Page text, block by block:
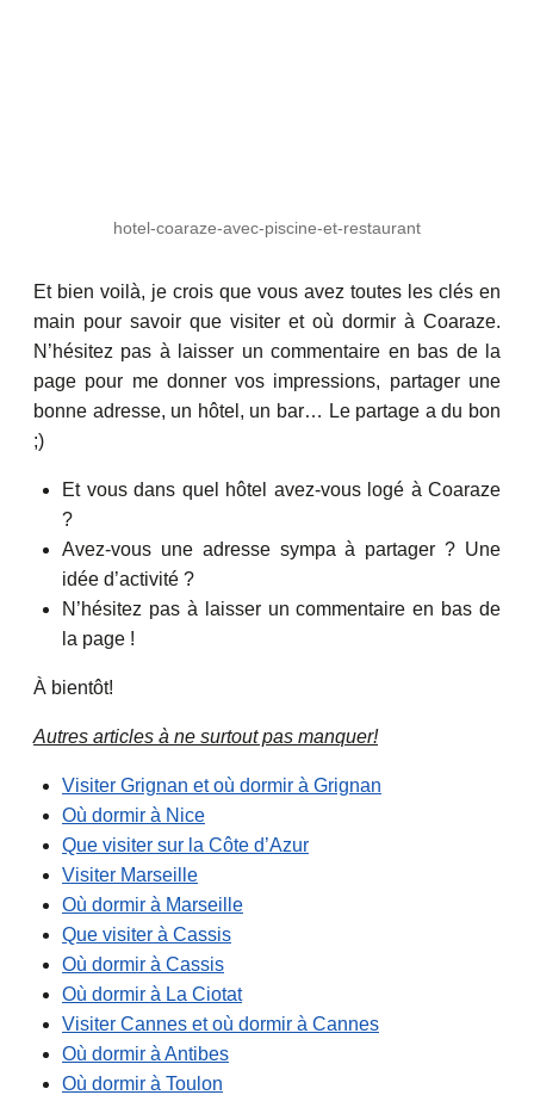
hotel-coaraze-avec-piscine-et-restaurant
Et bien voilà, je crois que vous avez toutes les clés en
main pour savoir que visiter et où dormir à Coaraze.
N’hésitez pas à laisser un commentaire en bas de la
page pour me donner vos impressions, partager une
bonne adresse, un hôtel, un bar… Le partage a du bon
;)
Et vous dans quel hôtel avez-vous logé à Coaraze
?
Avez-vous une adresse sympa à partager ? Une
idée d’activité ?
N’hésitez pas à laisser un commentaire en bas de
la page !
À bientôt!
Autres articles à ne surtout pas manquer!
Visiter Grignan et où dormir à Grignan
Où dormir à Nice
Que visiter sur la Côte d’Azur
Visiter Marseille
Où dormir à Marseille
Que visiter à Cassis
Où dormir à Cassis
Où dormir à La Ciotat
Visiter Cannes et où dormir à Cannes
Où dormir à Antibes
Où dormir à Toulon